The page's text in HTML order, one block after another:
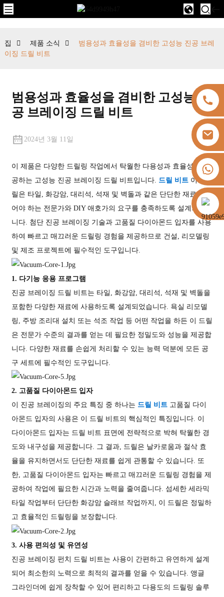
+8613325821813
집 제품 소식
범용성과 효율성을 겸비한 고성능 진공 브레
이징 드릴 비트
범용성과 효율성을 겸비한 고성능 진
공 브레이징 드릴 비트
2024년 3월 11일
이 제품은 다양한 드릴링 작업에서 탁월한 다용성과 효율성을 제
공하는 고성능 진공 브레이징 드릴 비트입니다. 드릴 비트이 드
릴은 타일, 화강암, 대리석, 석재 및 벽돌과 같은 단단한 재료를 뚫
어야 하는 전문가와 DIY 애호가의 요구를 충족하도록 설계되었습
니다. 첨단 진공 브레이징 기술과 고품질 다이아몬드 입자를 사용
하여 빠르고 매끄러운 드릴링 경험을 제공하므로 건설, 리모델링
및 제조 프로젝트에 필수적인 도구입니다.
1. 다기능 응용 프로그램
진공 브레이징 드릴 비트는 타일, 화강암, 대리석, 석재 및 벽돌을
포함한 다양한 재료에 사용하도록 설계되었습니다. 욕실 리모델
링, 주방 조리대 설치 또는 석조 작업 등 어떤 작업을 하든 이 드릴
은 전문가 수준의 결과를 얻는 데 필요한 정밀도와 성능을 제공합
니다. 다양한 재료를 손쉽게 처리할 수 있는 능력 덕분에 모든 공
구 세트에 필수적인 도구입니다.
2. 고품질 다이아몬드 입자
이 진공 브레이징의 주요 특징 중 하나는 드릴 비트고품질 다이
아몬드 입자의 사용은 이 드릴 비트의 핵심적인 특징입니다. 이
다이아몬드 입자는 드릴 비트 표면에 전략적으로 박혀 탁월한 경
도와 내구성을 제공합니다. 그 결과, 드릴은 날카로움과 절삭 효
율을 유지하면서도 단단한 재료를 쉽게 관통할 수 있습니다. 또
한, 고품질 다이아몬드 입자는 빠르고 매끄러운 드릴링 경험을 제
공하여 작업에 필요한 시간과 노력을 줄여줍니다. 섬세한 세라믹
타일 작업부터 단단한 화강암 슬래브 작업까지, 이 드릴은 정밀하
고 효율적인 드릴링을 보장합니다.
3. 사용 편의성 및 유연성
진공 브레이징 펀치 드릴 비트는 사용이 간편하고 유연하게 설계
되어 최소한의 노력으로 최적의 결과를 얻을 수 있습니다. 앵글
그라인더에 쉽게 장착할 수 있어 편리하고 다용도의 드릴링 솔루